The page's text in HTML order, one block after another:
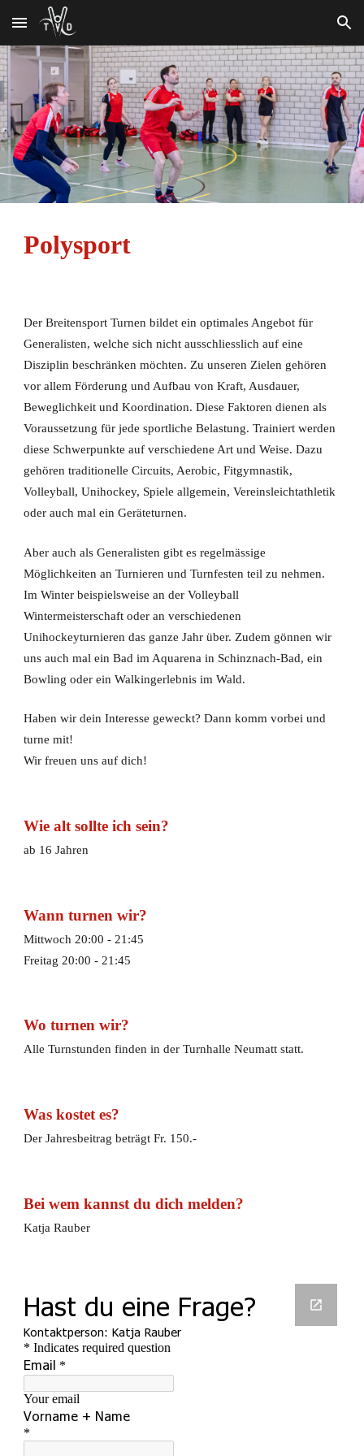
Skip to main content Skip to navigation
Polysport
Der Breitensport Turnen bildet ein optimales Angebot für
Generalisten, welche sich nicht ausschliesslich auf eine
Disziplin beschränken möchten. Zu unseren Zielen gehören
vor allem Förderung und Aufbau von Kraft, Ausdauer,
Beweglichkeit und Koordination. Diese Faktoren dienen als
Voraussetzung für jede sportliche Belastung. Trainiert werden
diese Schwerpunkte auf verschiedene Art und Weise. Dazu
gehören traditionelle Circuits, Aerobic, Fitgymnastik,
Volleyball, Unihockey, Spiele allgemein, Vereinsleichtathletik
oder auch mal ein Geräteturnen.
Aber auch als Generalisten gibt es regelmässige
Möglichkeiten an Turnieren und Turnfesten teil zu nehmen.
Im Winter beispielsweise an der Volleyball
Wintermeisterschaft oder an verschiedenen
Unihockeyturnieren das ganze Jahr über. Zudem gönnen wir
uns auch mal ein Bad im Aquarena in Schinznach-Bad, ein
Bowling oder ein Walkingerlebnis im Wald.
Haben wir dein Interesse geweckt? Dann komm vorbei und
turne mit!
Wir freuen uns auf dich!
Wie alt sollte ich sein?
ab 16 Jahren
Wann turnen wir?
Mittwoch 20:00 - 21:45
Freitag 20:00 - 21:45
Wo turnen wir?
Alle Turnstunden finden in der Turnhalle Neumatt statt.
Was kostet es?
Der Jahresbeitrag beträgt Fr. 150.-
Bei wem kannst du dich melden?
Katja Rauber